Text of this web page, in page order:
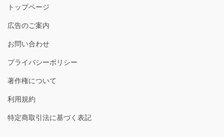
トップページ
広告のご案内
お問い合わせ
プライバシーポリシー
著作権について
利用規約
特定商取引法に基づく表記